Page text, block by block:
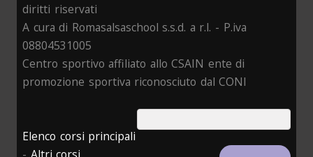
diritti riservati
A cura di Romasalsaschool s.s.d. a r.l. - P.iva
08804531005
Centro sportivo affiliato allo CSAIN ente di
promozione sportiva riconosciuto dal CONI
Elenco corsi principali